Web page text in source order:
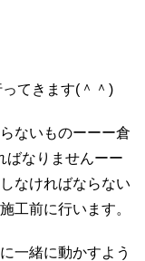
てきます(＾＾)
ないものーーー倉
ばなりませんーー
なければならない
工前に行います。
一緒に動かすよう